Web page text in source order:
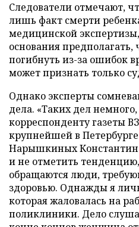
Следователи отмечают,
лишь факт смерти
медицинской
основания
погибнуть из-за ошибок
может признать только
Однако эксперты
дела. «Таких дел немного,
корреспонденту газеты
крупнейшей в
Нарышкиных Константин
и не отметить
обращаются люди,
здоровью. Однажды я
которая жаловалась на
поликлиники. Дело